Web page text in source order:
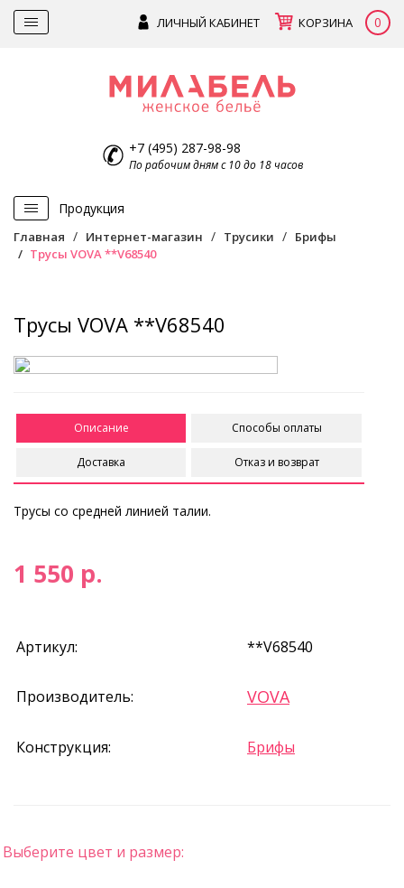
ЛИЧНЫЙ КАБИНЕТ КОРЗИНА 0
+7 (495) 287-98-98
По рабочим дням с 10 до 18 часов
Продукция
Главная Интернет-магазин Трусики
Брифы
Трусы VOVA **V68540
Трусы VOVA **V68540
Описание Способы оплаты
Доставка Отказ и возврат
Трусы со средней линией талии.
1 550 р.
Артикул: **V68540
Производитель: VOVA
Конструкция: Брифы
Выберите цвет и размер: